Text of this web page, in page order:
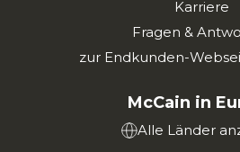
Karriere
Fragen &
zur Endkunden-
McCain in
Alle Länder